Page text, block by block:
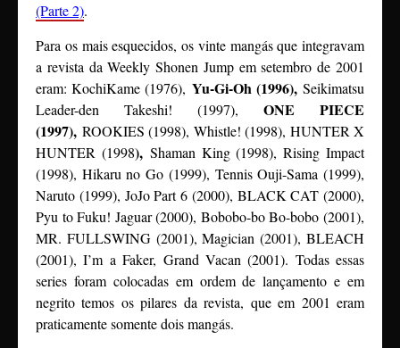
(Parte 2).
Para os mais esquecidos, os vinte mangás que integravam
a revista da Weekly Shonen Jump em setembro de 2001
eram: KochiKame (1976), Yu-Gi-Oh (1996),Seikimatsu
Leader-den Takeshi! (1997),ONE PIECE
(1997), ROOKIES (1998), Whistle! (1998), HUNTER X
HUNTER (1998),Shaman King (1998), Rising Impact
(1998), Hikaru no Go (1999), Tennis Ouji-Sama (1999),
Naruto (1999), JoJo Part 6 (2000), BLACK CAT (2000),
Pyu to Fuku! Jaguar (2000), Bobobo-bo Bo-bobo (2001),
MR. FULLSWING (2001), Magician (2001), BLEACH
(2001), I’m a Faker, Grand Vacan (2001). Todas essas
series foram colocadas em ordem de lançamento e em
negrito temos os pilares da revista, que em 2001 eram
praticamente somente dois mangás.